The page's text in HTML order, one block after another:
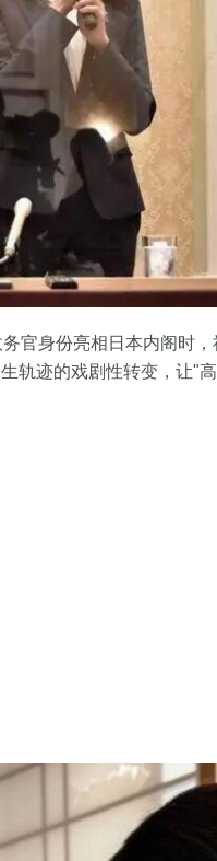
官身份亮相日本内阁时
轨迹的戏剧性转变，让"